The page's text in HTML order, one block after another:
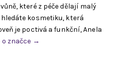
které z péče dělají malý
kosmetiku, která
je poctivá a funkční, Anela
o značce →